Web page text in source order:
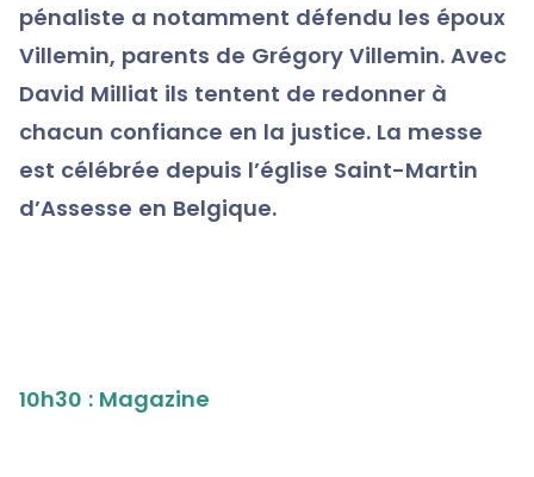
pénaliste a notamment défendu les époux
Villemin, parents de Grégory Villemin. Avec
David Milliat ils tentent de redonner à
chacun confiance en la justice. La messe
est célébrée depuis l’église Saint-Martin
d’Assesse en Belgique.
10h30 : Magazine